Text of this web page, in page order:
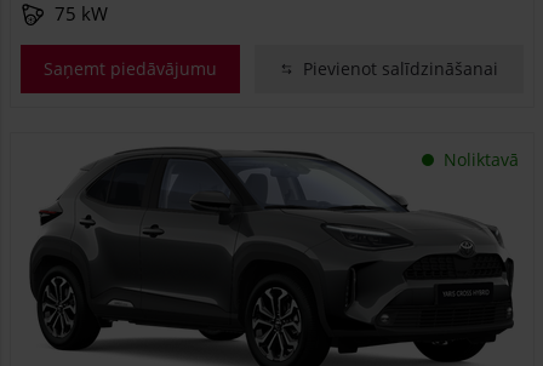
75 kW
Saņemt piedāvājumu Pievienot salīdzināšanai
Noliktavā